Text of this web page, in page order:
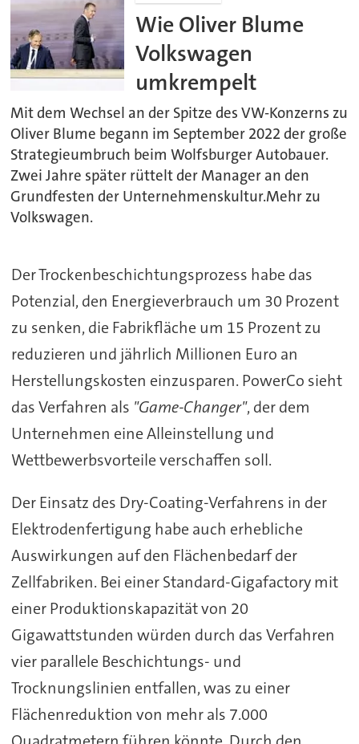
Wie Oliver Blume
Volkswagen
umkrempelt
Mit dem Wechsel an der Spitze des VW-Konzerns zu
Oliver Blume begann im September 2022 der große
Strategieumbruch beim Wolfsburger Autobauer.
Zwei Jahre später rüttelt der Manager an den
Grundfesten der Unternehmenskultur.Mehr zu
Volkswagen.
Der Trockenbeschichtungsprozess habe das
Potenzial, den Energieverbrauch um 30 Prozent
zu senken, die Fabrikfläche um 15 Prozent zu
reduzieren und jährlich Millionen Euro an
Herstellungskosten einzusparen. PowerCo sieht
das Verfahren als "Game-Changer", der dem
Unternehmen eine Alleinstellung und
Wettbewerbsvorteile verschaffen soll.
Der Einsatz des Dry-Coating-Verfahrens in der
Elektrodenfertigung habe auch erhebliche
Auswirkungen auf den Flächenbedarf der
Zellfabriken. Bei einer Standard-Gigafactory mit
einer Produktionskapazität von 20
Gigawattstunden würden durch das Verfahren
vier parallele Beschichtungs- und
Trocknungslinien entfallen, was zu einer
Flächenreduktion von mehr als 7.000